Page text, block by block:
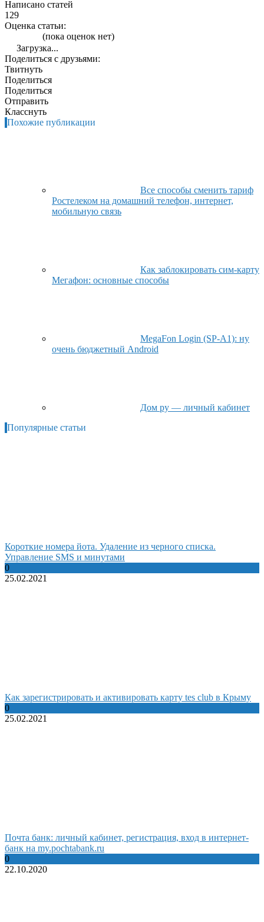
Написано статей
129
Оценка статьи:
(пока оценок нет)
Загрузка...
Поделиться с друзьями:
Твитнуть
Поделиться
Поделиться
Отправить
Класснуть
Похожие публикации
Все способы сменить тариф
Ростелеком на домашний телефон, интернет,
мобильную связь
Как заблокировать сим-карту
Мегафон: основные способы
MegaFon Login (SP-A1): ну
очень бюджетный Android
Дом ру — личный кабинет
Популярные статьи
Короткие номера йота. Удаление из черного списка.
Управление SMS и минутами
0
25.02.2021
Как зарегистрировать и активировать карту tes club в Крыму
0
25.02.2021
Почта банк: личный кабинет, регистрация, вход в интернет-
банк на my.pochtabank.ru
0
22.10.2020